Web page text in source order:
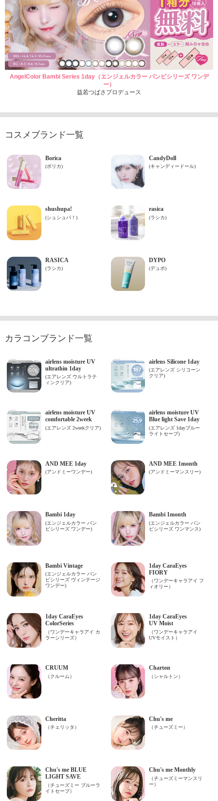
AngelColor Bambi Series 1day（エンジェルカラー バンビシリーズ ワンデ
ー）
益若つばさプロデュース
コスメブランド一覧
カラコンブランド一覧